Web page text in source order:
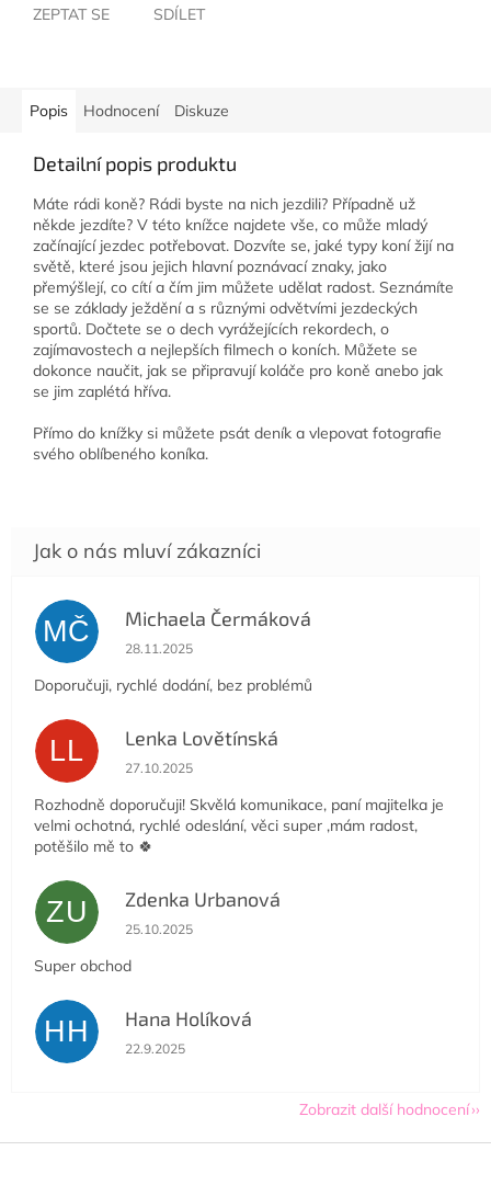
ZEPTAT SE SDÍLET
Popis Hodnocení Diskuze
Detailní popis produktu
Máte rádi koně? Rádi byste na nich jezdili? Případně už
někde jezdíte? V této knížce najdete vše, co může mladý
začínající jezdec potřebovat. Dozvíte se, jaké typy koní žijí na
světě, které jsou jejich hlavní poznávací znaky, jako
přemýšlejí, co cítí a čím jim můžete udělat radost. Seznámíte
se se základy ježdění a s různými odvětvími jezdeckých
sportů. Dočtete se o dech vyrážejících rekordech, o
zajímavostech a nejlepších filmech o koních. Můžete se
dokonce naučit, jak se připravují koláče pro koně anebo jak
se jim zaplétá hříva.
Přímo do knížky si můžete psát deník a vlepovat fotografie
svého oblíbeného koníka.
MČ Michaela Čermáková
Hodnocení obchodu je 5 z 5 hvězdiček.
28.11.2025
Doporučuji, rychlé dodání, bez problémů
LL Lenka Lovětínská
Hodnocení obchodu je 5 z 5 hvězdiček.
27.10.2025
Rozhodně doporučuji! Skvělá komunikace, paní majitelka je
velmi ochotná, rychlé odeslání, věci super ,mám radost,
potěšilo mě to 🍀
ZU Zdenka Urbanová
Hodnocení obchodu je 5 z 5 hvězdiček.
25.10.2025
Super obchod
HH Hana Holíková
Hodnocení obchodu je 5 z 5 hvězdiček.
22.9.2025
Zobrazit další hodnocení